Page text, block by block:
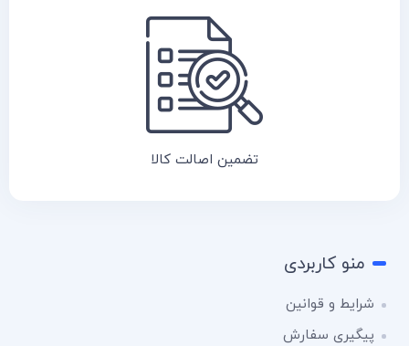
تضمین اصالت کالا
منو کاربردی
شرایط و قوانین
پیگیری سفارش